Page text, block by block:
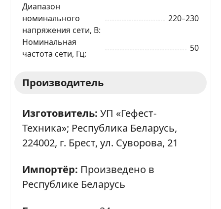
Диапазон
номинального
напряжения сети, В
220–230
Номинальная
частота сети, Гц
50
Производитель
Изготовитель: УП «Гефест-
Техника»; Республика Беларусь,
224002, г. Брест, ул. Суворова, 21
Импортёр: Произведено в
Республике Беларусь